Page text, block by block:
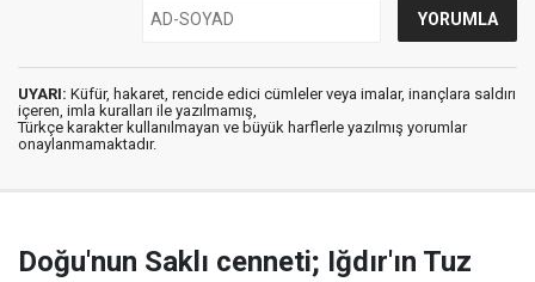
UYARI: Küfür, hakaret, rencide edici cümleler veya imalar, inançlara saldırı
içeren, imla kuralları ile yazılmamış,
Türkçe karakter kullanılmayan ve büyük harflerle yazılmış yorumlar
onaylanmamaktadır.
Doğu'nun Saklı cenneti; Iğdır'ın Tuz